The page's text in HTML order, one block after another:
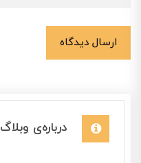
ارسال دیدگاه
درباره‌ی وبلاگ